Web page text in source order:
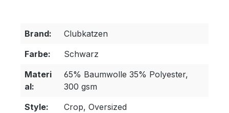
Brand:
Clubkatzen
Farbe:
Schwarz
Materi
al:
65% Baumwolle 35% Polyester,
300 gsm
Style:
Crop, Oversized